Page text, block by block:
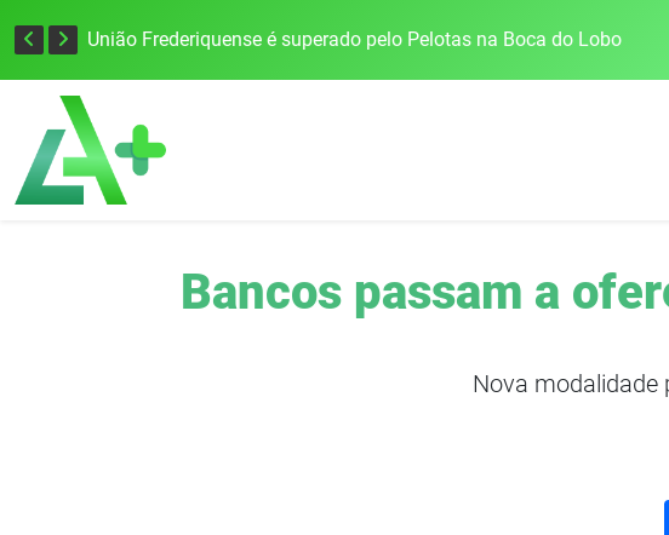
Governo Estadual e União homologam situação de emergência em Frederico Westphalen após vendaval União Frederiquense é superado pelo Pelotas na Boca do Lobo
Bancos passam a
Nova modalidade